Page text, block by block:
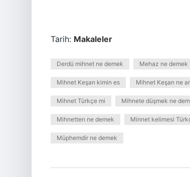
Tarih: Makaleler
Derdü mihnet ne demek Mehaz ne demek
Mihnet Keşan kimin es Mihnet Keşan ne
Mihnet Türkçe mi Mihnete düşmek ne
Mihnetten ne demek Minnet kelimesi
Müphemdir ne demek